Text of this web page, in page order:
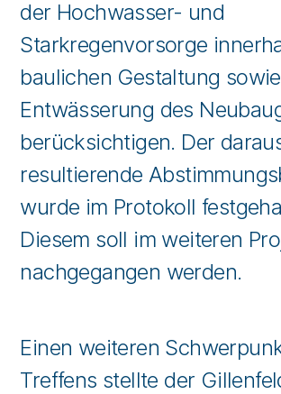
der Hochwasser- und
Starkregenvorsorge
baulichen Gestaltung
Entwässerung des
berücksichtigen. Der
resultierende
wurde im Protokoll
Diesem soll im weiteren
nachgegangen werden.
Einen weiteren
Treffens stellte der